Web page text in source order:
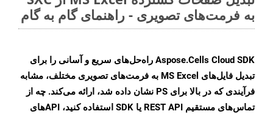
به فرمت‌های تصویری - راهنمای گام به گام
Aspose.Cells Cloud SDK راه‌حل‌های سریع و آسانی را برای
تبدیل فایل‌های MS Excel به فرمت‌های تصویری مختلف، مشابه
فرآیندی که در بالا برای PS نشان داده شد، ارائه می‌کند. چه از
تماس‌های مستقیم REST API یا SDK استفاده کنید، APIهای